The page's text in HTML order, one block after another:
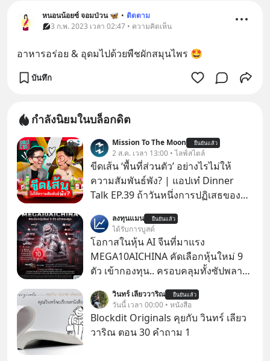
หนอนน้อยซ์ จอมป่วน 🦋 • ติดตาม
3 ก.พ. 2023 เวลา 02:47 • ความคิดเห็น
อาหารอร่อย & อุดมไปด้วยพืชผักสมุนไพร 🤩
บันทึก
กำลังนิยมในบล็อกดิต
Mission To The Moon ยืนยันแล้ว
2 ส.ค. เวลา 13:00 • ไลฟ์สไตล์
ขีดเส้น ‘พื้นที่ส่วนตัว’ อย่างไรไม่ให้
ความสัมพันธ์พัง? | แอปเท๋ Dinner
Talk EP.39 ถ้าวันหนึ่งการปฏิเสธของ
ตั้งกำแพงใส่และมองว่าเราเห็นแก่ตัวทั้ง
ที่เราเองก็ไม่เคยปฏิเสธใครอย่างนี้มา
ก่อน แต่พอตั้งใจจะ ‘สร้างขอบเขต’ เพื่อ
ตัวเองดูสักครั้ง กลับทำให้เกิดรอยร้าว
ในความสัมพันธ์เสียอย่างนั้น โดยราย
การแอปเท๋ Dinner Talk ในวันนี้โฮสต์
ทั้ง 2 ท่าน แทป-รวิศ หาญอุตสาหะ และ
เอ๋ นิ้วกลม-สราวุธ เฮ้งสวัสดิ์ จะพาทุก
คนไปสำรวจวิธีสร้างขอบเขตเพื่อรักษา
ลงทุนแมน ยืนยันแล้ว
ได้รับการบูสต์
โอกาสในหุ้น AI จีนที่มาแรง
MEGA10AICHINA คัดเลือกหุ้นใหม่ 9
ตัว เข้ากองทุน.. ครอบคลุมทั้งซัปพลาย
โปรโมชัน ลด 50% ค่าธรรมเนียมซื้อ |
ยอด 2 ล้านบาทขึ้นไป ฟรีค่าธรรมเนียม
ซื้อ
วินทร์ เลียววาริณ ยืนยันแล้ว
วันนี้ เวลา 00:00 • หนังสือ
Blockdit Originals คุยกับ วินทร์ เลียว
วาริณ ตอน 30 คำถาม 1